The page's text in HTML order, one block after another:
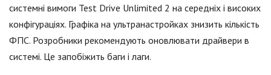
системні вимоги Test Drive Unlimited 2 на середніх і високих
конфігураціях. Графіка на ультранастройках знизить кількість
ФПС. Розробники рекомендують оновлювати драйвери в
системі. Це запобіжить баги і лаги.